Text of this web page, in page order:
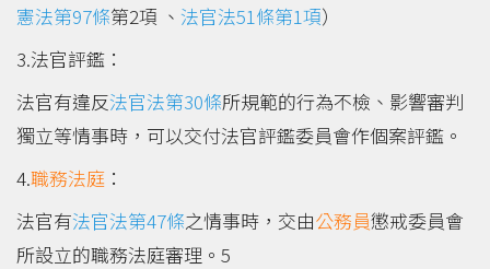
憲法第97條第2項 、 法官法51條第1項）
3.法官評鑑：
法官有違反法官法第30條所規範的行為不檢、影響審判
獨立等情事時，可以交付法官評鑑委員會作個案評鑑。
4.職務法庭 ：
法官有法官法第47條之情事時，交由公務員懲戒委員會
所設立的職務法庭審理。5